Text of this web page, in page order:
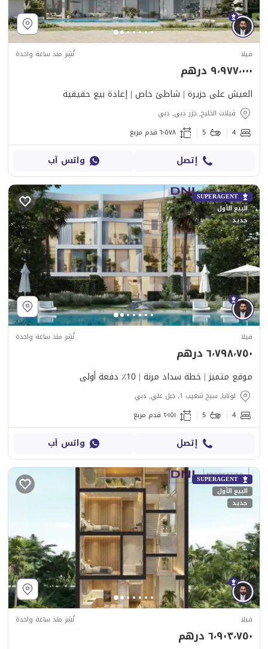
فيلا نُشِر منذ ساعة واحدة
٩٬٩٧٧٬٠٠٠ درهم
العيش على جزيرة | شاطئ خاص | إعادة بيع حقيقية
فيلات الخليج, جزر دبي, دبي
4
5 ٦٬٥٧٨ قدم مربع
إتصل واتس آب
SUPERAGENT
البيع الأول
جديد
فيلا نُشِر منذ ساعة واحدة
٦٬٧٩٨٬٧٥٠ درهم
موقع متميز | خطة سداد مرنة | 10٪ دفعة أولى
لونايا, سيح شعيب 1, جبل علي, دبي
4
5 ٢٬١٥١ قدم مربع
إتصل واتس آب
SUPERAGENT
البيع الأول
جديد
فيلا نُشِر منذ ساعة واحدة
٦٬٩٠٣٬٧٥٠ درهم